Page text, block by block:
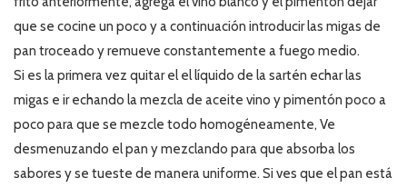
que se cocine un poco y a continuación introducir las migas de
pan troceado y remueve constantemente a fuego medio.
Si es la primera vez quitar el el líquido de la sartén echar las
migas e ir echando la mezcla de aceite vino y pimentón poco a
poco para que se mezcle todo homogéneamente, Ve
desmenuzando el pan y mezclando para que absorba los
sabores y se tueste de manera uniforme. Si ves que el pan está